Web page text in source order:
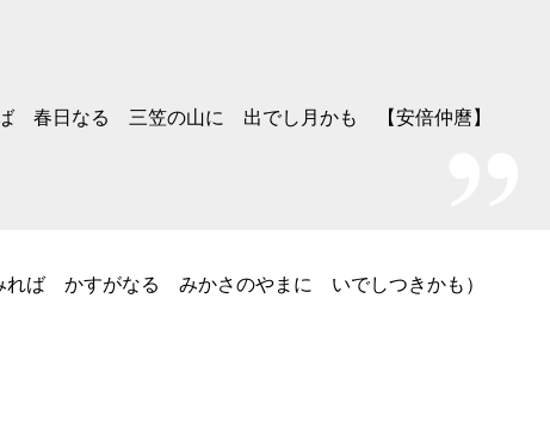
春日なる 三笠の山に 出でし月かも 【安倍仲麿】
れば かすがなる みかさのやまに いでしつきかも）